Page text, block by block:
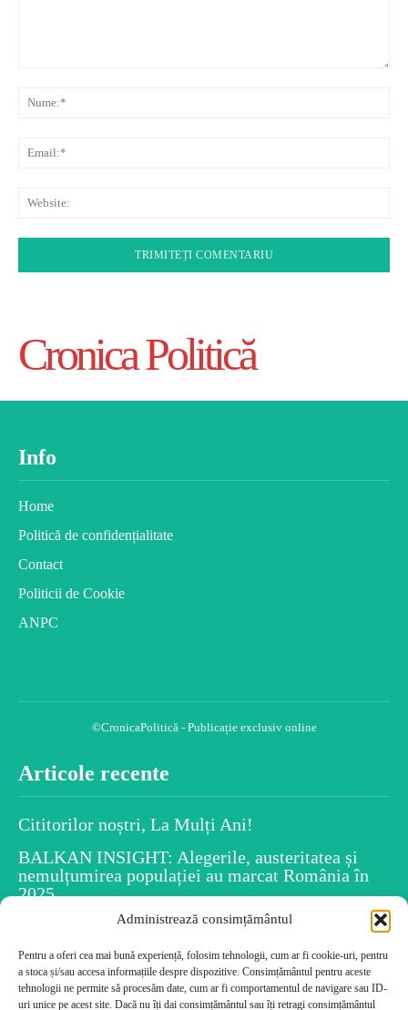
Administrează consimțământul
Pentru a oferi cea mai bună experiență, folosim tehnologii, cum ar fi cookie-uri, pentru
a stoca și/sau accesa informațiile despre dispozitive. Consimțământul pentru aceste
tehnologii ne permite să procesăm date, cum ar fi comportamentul de navigare sau ID-
uri unice pe acest site. Dacă nu îți dai consimțământul sau îți retragi consimțământul
Cronica Politică
Info
Home
Politică de confidențialitate
Contact
Politicii de Cookie
ANPC
©CronicaPolitică - Publicație exclusiv online
Articole recente
Cititorilor noștri, La Mulți Ani!
BALKAN INSIGHT: Alegerile, austeritatea și
nemulțumirea populației au marcat România în
2025
Spiritul Crăciunului este în fiecare dintre noi
Uiti numele persoanelor după ce le-ai întâlnit?
Psihologia dezvăluie caracteristicile tale!